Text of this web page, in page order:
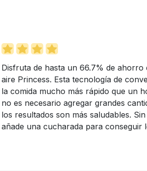
Disfruta de hasta un 66.7% de
aire Princess. Esta tecnología de
la comida mucho más rápido que un
no es necesario agregar grandes
los resultados son más saludables.
añade una cucharada para conseguir